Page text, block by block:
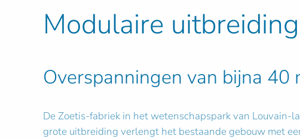
Modulaire
Overspanningen van bijna 40
De Zoetis-fabriek in het wetenschapspark van Louvain-
grote uitbreiding verlengt het bestaande gebouw met